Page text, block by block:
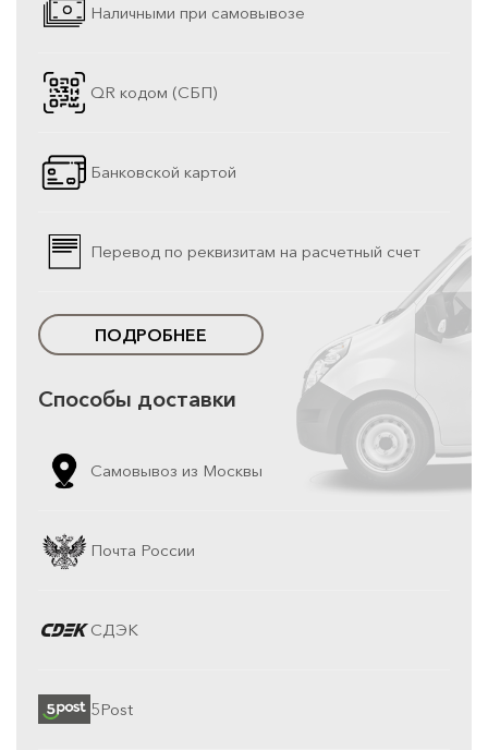
Наличными при самовывозе
QR кодом (СБП)
Банковской картой
Перевод по реквизитам на расчетный счет
ПОДРОБНЕЕ
Способы доставки
Самовывоз из Москвы
Почта России
СДЭК
5Post